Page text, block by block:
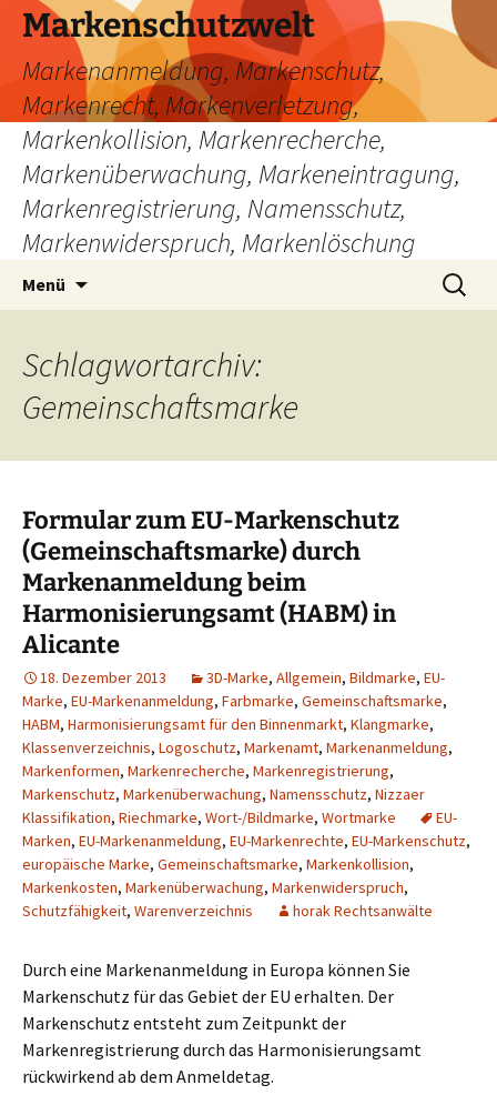
Zum
Inhalt
springen
Markenschutzwelt
Markenanmeldung, Markenschutz,
Markenrecht, Markenverletzung,
Markenkollision, Markenrecherche,
Markenüberwachung, Markeneintragung,
Markenregistrierung, Namensschutz,
Markenwiderspruch, Markenlöschung
Menü
Suchen
nach:
Schlagwortarchiv:
Gemeinschaftsmarke
Formular zum EU-Markenschutz
(Gemeinschaftsmarke) durch
Markenanmeldung beim
Harmonisierungsamt (HABM) in
Alicante
18. Dezember 2013 3D-Marke, Allgemein, Bildmarke, EU-
Marke, EU-Markenanmeldung, Farbmarke, Gemeinschaftsmarke,
HABM, Harmonisierungsamt für den Binnenmarkt, Klangmarke,
Klassenverzeichnis, Logoschutz, Markenamt, Markenanmeldung,
Markenformen, Markenrecherche, Markenregistrierung,
Markenschutz, Markenüberwachung, Namensschutz, Nizzaer
Klassifikation, Riechmarke, Wort-/Bildmarke, Wortmarke
EU-
Marken, EU-Markenanmeldung, EU-Markenrechte, EU-Markenschutz,
europäische Marke, Gemeinschaftsmarke, Markenkollision,
Markenkosten, Markenüberwachung, Markenwiderspruch,
Schutzfähigkeit, Warenverzeichnis horak Rechtsanwälte
Durch eine Markenanmeldung in Europa können Sie
Markenschutz für das Gebiet der EU erhalten. Der
Markenschutz entsteht zum Zeitpunkt der
Markenregistrierung durch das Harmonisierungsamt
rückwirkend ab dem Anmeldetag.